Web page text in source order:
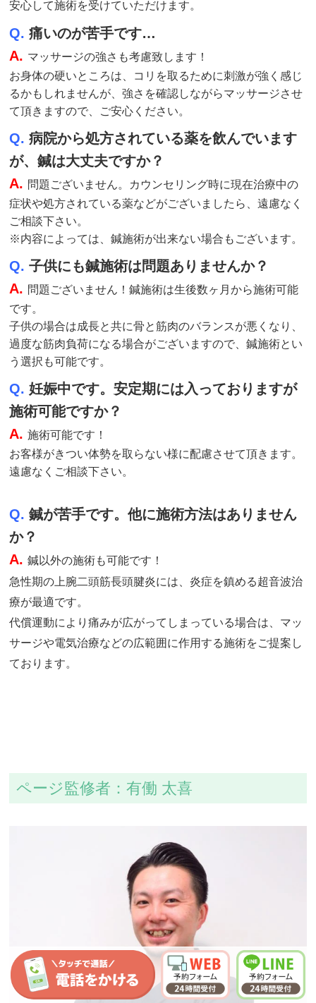
安心して施術を受けていただけます。
Q.痛いのが苦手です…
A. マッサージの強さも考慮致します！
お身体の硬いところは、コリを取るために刺激が強く感じ
るかもしれませんが、強さを確認しながらマッサージさせ
て頂きますので、ご安心ください。
Q.病院から処方されている薬を飲んでいます
が、鍼は大丈夫ですか？
A. 問題ございません。カウンセリング時に現在治療中の
症状や処方されている薬などがございましたら、遠慮なく
ご相談下さい。
※内容によっては、鍼施術が出来ない場合もございます。
Q.子供にも鍼施術は問題ありませんか？
A. 問題ございません！鍼施術は生後数ヶ月から施術可能
です。
子供の場合は成長と共に骨と筋肉のバランスが悪くなり、
過度な筋肉負荷になる場合がございますので、鍼施術とい
う選択も可能です。
Q.妊娠中です。安定期には入っておりますが
施術可能ですか？
A. 施術可能です！
お客様がきつい体勢を取らない様に配慮させて頂きます。
遠慮なくご相談下さい。
Q.鍼が苦手です。他に施術方法はありません
か？
A.鍼以外の施術も可能です！
急性期の上腕二頭筋長頭腱炎には、炎症を鎮める超音波治
療が最適です。
代償運動により痛みが広がってしまっている場合は、マッ
サージや電気治療などの広範囲に作用する施術をご提案し
ております。
ページ監修者：有働 太喜